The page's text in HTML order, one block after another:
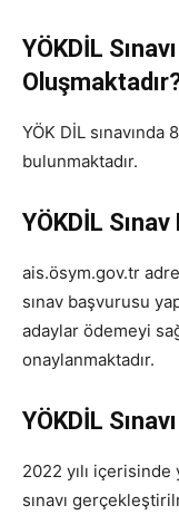
YÖKDİL
YÖK DİL
bulunmaktadır.
YÖKDİL
ais.ösym.gov.tr
sınav başvurusu
adaylar ödemeyi
onaylanmaktadır.
YÖKDİL Sın
2022 yılı içerisinde
sınavı